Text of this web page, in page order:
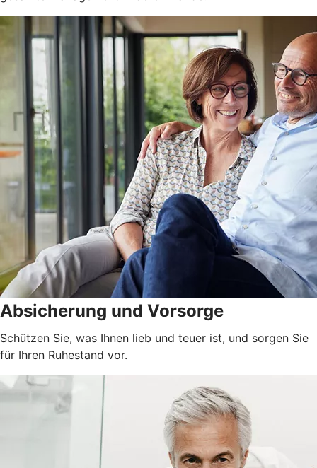
Absicherung und Vorsorge
Schützen Sie, was Ihnen lieb und teuer ist, und sorgen Sie
für Ihren Ruhestand vor.